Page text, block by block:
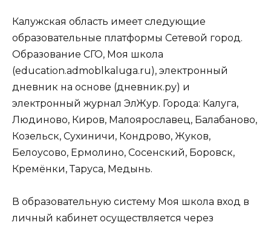
Калужская область имеет следующие
образовательные платформы Сетевой город.
Образование СГО, Моя школа
(education.admoblkaluga.ru), электронный
дневник на основе (дневник.ру) и
электронный журнал ЭлЖур. Города: Калуга,
Людиново, Киров, Малоярославец, Балабаново,
Козельск, Сухиничи, Кондрово, Жуков,
Белоусово, Ермолино, Сосенский, Боровск,
Кремёнки, Таруса, Медынь.
В образовательную систему Моя школа вход в
личный кабинет осуществляется через